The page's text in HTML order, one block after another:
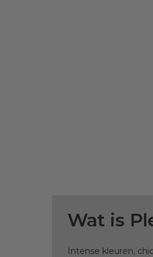
Wat is
Intense kleuren,